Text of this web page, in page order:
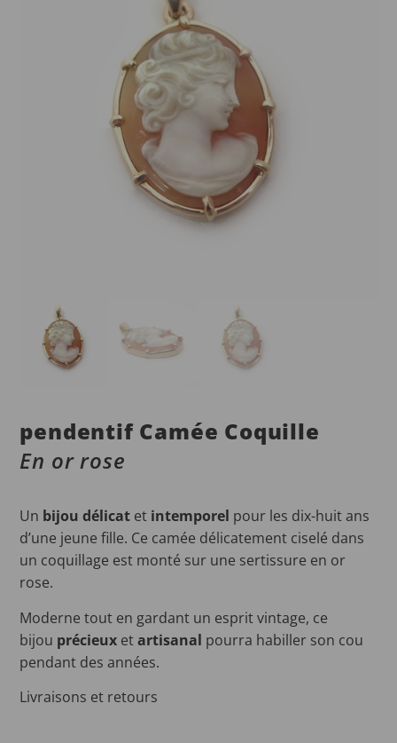
pendentif Camée Coquille
En or rose
Un bijou délicat et intemporel pour les dix-huit ans
d’une jeune fille. Ce camée délicatement ciselé dans
un coquillage est monté sur une sertissure en or
rose.
Moderne tout en gardant un esprit vintage, ce
bijou précieux etartisanal pourra habiller son cou
pendant des années.
Livraisons et retours